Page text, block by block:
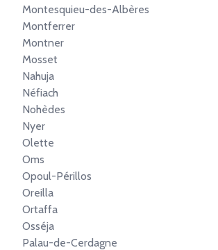
Montesquieu-des-Albères
Montferrer
Montner
Mosset
Nahuja
Néfiach
Nohèdes
Nyer
Olette
Oms
Opoul-Périllos
Oreilla
Ortaffa
Osséja
Palau-de-Cerdagne